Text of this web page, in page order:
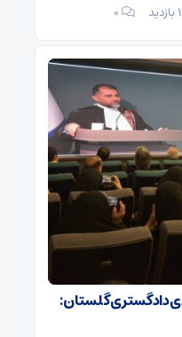
۰
دادگستری گلستان :